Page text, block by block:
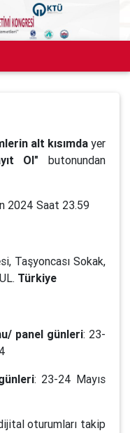
alt kısımdayer
Ol"
butonundan
2024 Saat 23.59
Taşyoncası Sokak,
Türkiye
panel günleri: 23-
: 23-24 Mayıs
oturumları takip